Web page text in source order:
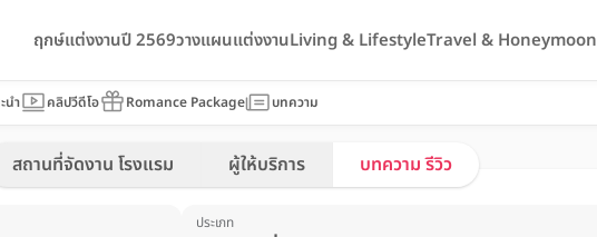
ฤกษ์แต่งงานปี 2569วางแผนแต่งงานLiving & LifestyleTravel & Honeymoon
นำ คลิปวีดีโอ Romance Package บทความ
สถานที่จัดงาน โรงแรม ผู้ให้บริการ บทความ รีวิว
ประเภท